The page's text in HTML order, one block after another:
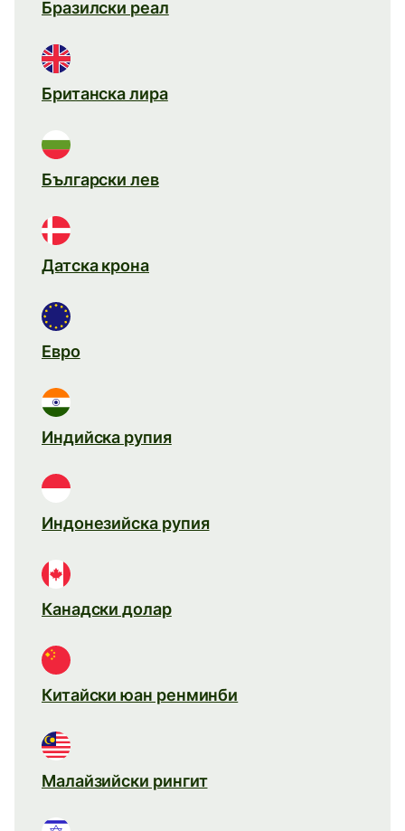
Бразилски реал
Британска лира
Български лев
Датска крона
Евро
Индийска рупия
Индонезийска рупия
Канадски долар
Китайски юан ренминби
Малайзийски рингит